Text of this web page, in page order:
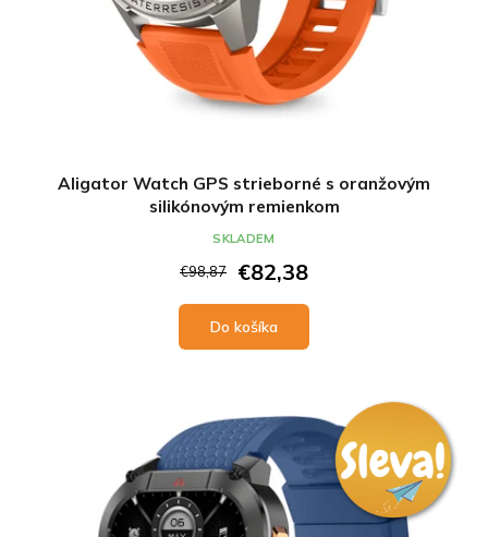
Aligator Watch GPS strieborné s oranžovým
silikónovým remienkom
€98,87 €82,38
Do košíka
SKLADEM